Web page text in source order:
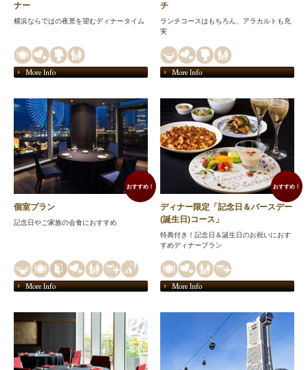
ナー
横浜ならではの夜景を望むディナータイム
More Info
チ
ランチコースはもちろん、アラカルトも充
実
More Info
おすすめ！
個室プラン
記念日やご家族の会食におすすめ
More Info
おすすめ！
ディナー限定「記念日＆バースデー
(誕生日)コース」
特典付き！記念日＆誕生日のお祝いにおす
すめディナープラン
More Info